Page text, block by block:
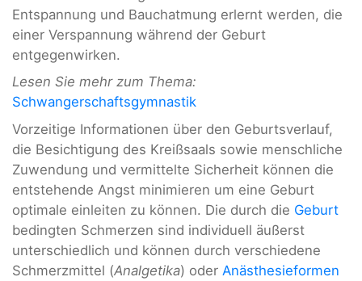
Entspannung und Bauchatmung erlernt werden, die
einer Verspannung während der Geburt
entgegenwirken.
Lesen Sie mehr zum Thema:
Schwangerschaftsgymnastik
Vorzeitige Informationen über den Geburtsverlauf,
die Besichtigung des Kreißsaals sowie menschliche
Zuwendung und vermittelte Sicherheit können die
entstehende Angst minimieren um eine Geburt
optimale einleiten zu können. Die durch die Geburt
bedingten Schmerzen sind individuell äußerst
unterschiedlich und können durch verschiedene
Schmerzmittel (Analgetika) oder Anästhesieformen